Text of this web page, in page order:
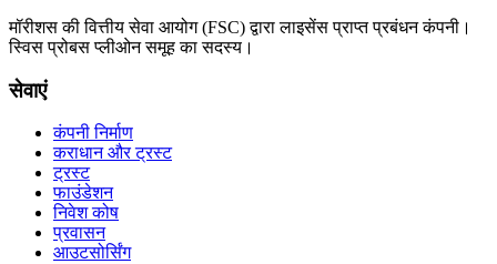
मॉरीशस की वित्तीय सेवा आयोग (FSC) द्वारा लाइसेंस प्राप्त प्रबंधन कंपनी।
स्विस प्रोबस प्लीओन समूह का सदस्य।
सेवाएं
कंपनी निर्माण
कराधान और ट्रस्ट
ट्रस्ट
फाउंडेशन
निवेश कोष
प्रवासन
आउटसोर्सिंग